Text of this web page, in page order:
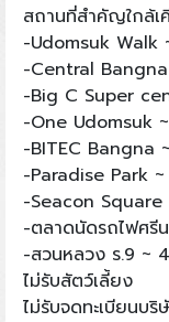
สถานที่สำคัญใกล้เ
-Udomsuk Walk
-Central
-Big C Super
-One Udomsuk
-BITEC Bangna
-Paradise Park ~
-Seacon Square
-ตลาดนัดรถไฟศรี
-สวนหลวง ร.9 ~
ไม่รับสัตว์เลี้ยง
ไม่รับจดทะเบียนบริ